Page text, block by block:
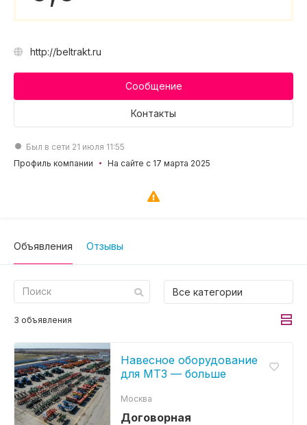
http://beltrakt.ru
Сообщение
Контакты
Был в сети 21 июля 11:55
Профиль компании
На сайте с 17 марта 2025
Объявления Отзывы
Все категории
3 объявления
Навесное оборудование
для МТЗ — больше
техники
Договорная
Москва